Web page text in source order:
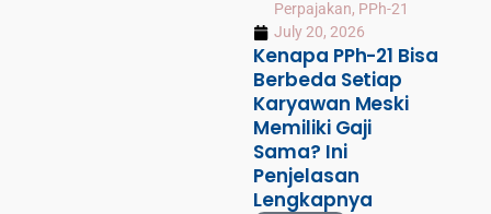
Perpajakan, PPh-21
July 20, 2026
Kenapa PPh-21 Bisa
Berbeda Setiap
Karyawan Meski
Memiliki Gaji
Sama? Ini
Penjelasan
Lengkapnya